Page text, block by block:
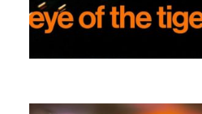
SAINT DX